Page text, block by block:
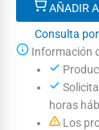
AÑADIR
Consulta
Información
horas
Los